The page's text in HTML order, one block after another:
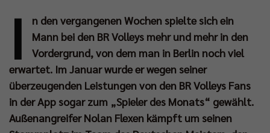
I
n den vergangenen Wochen spielte sich ein
Mann bei den BR Volleys mehr und mehr in den
Vordergrund, von dem man in Berlin noch viel
erwartet. Im Januar wurde er wegen seiner
überzeugenden Leistungen von den BR Volleys Fans
in der App sogar zum „Spieler des Monats“ gewählt.
Außenangreifer Nolan Flexen kämpft um seinen